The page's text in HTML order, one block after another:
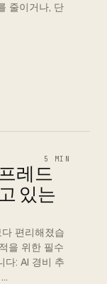
줄이거나, 단
5 MIN
레드
있는
편리해졌습
을 위한 필수
다: AI 경비 추